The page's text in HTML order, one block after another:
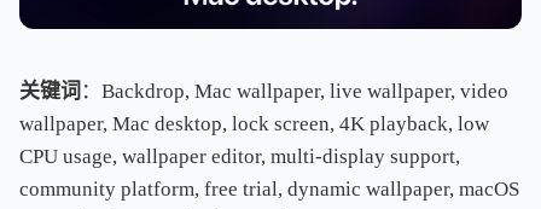
关键词 ：Backdrop, Mac wallpaper, live wallpaper, video
wallpaper, Mac desktop, lock screen, 4K playback, low
CPU usage, wallpaper editor, multi-display support,
community platform, free trial, dynamic wallpaper, macOS